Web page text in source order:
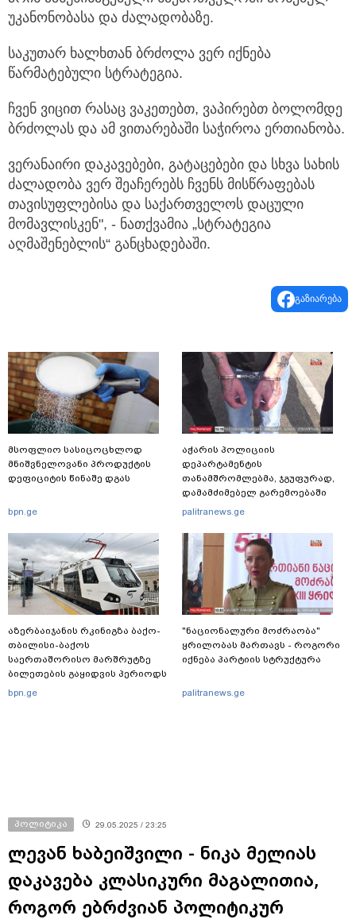
უკანონობასა და ძალადობაზე.
საკუთარ ხალხთან ბრძოლა ვერ იქნება
წარმატებული სტრატეგია.
ჩვენ ვიცით რასაც ვაკეთებთ, ვაპირებთ ბოლომდე
ბრძოლას და ამ ვითარებაში საჭიროა ერთიანობა.
ვერანაირი დაკავებები, გატაცებები და სხვა სახის
ძალადობა ვერ შეაჩერებს ჩვენს მისწრაფებას
თავისუფლებისა და საქართველოს დაცული
მომავლისკენ", - ნათქვამია „სტრატეგია
აღმაშენებლის“ განცხადებაში.
გაზიარება
მსოფლიო სასიცოცხლოდ
მნიშვნელოვანი პროდუქტის
დეფიციტის წინაშე დგას
bpn.ge
აზერბაიჯანის რკინიგზა ბაქო-
თბილისი-ბაქოს
საერთაშორისო მარშრუტზე
ბილეთების გაყიდვის პერიოდს
ახანგრძლივებს
bpn.ge
აჭარის პოლიციის
დეპარტამენტის
თანამშრომლებმა, ჯგუფურად,
დამამძიმებელ გარემოებაში
ჩადენილი განზრახ
ცეცხლსასროლი იარაღის
მართლსაწინააღდმეგო შეძენა-
შენახვა-ტარებისთვის ძებნილი
პირი დააკავა
palitranews.ge
"ნაციონალური მოძრაობა"
ყრილობას მართავს - როგორი
იქნება პარტიის სტრუქტურა
palitranews.ge
პოლიტიკა 29.05.2025 / 23:25
ლევან ხაბეიშვილი - ნიკა მელიას
დაკავება კლასიკური მაგალითია,
როგორ ებრძვიან პოლიტიკურ